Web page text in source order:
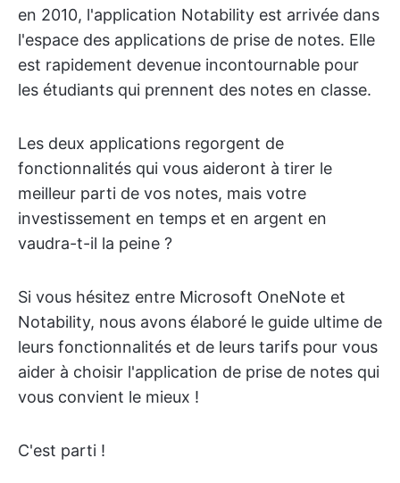
en 2010, l'application Notability est arrivée dans
l'espace des applications de prise de notes. Elle
est rapidement devenue incontournable pour
les étudiants qui prennent des notes en classe.
Les deux applications regorgent de
fonctionnalités qui vous aideront à tirer le
meilleur parti de vos notes, mais votre
investissement en temps et en argent en
vaudra-t-il la peine ?
Si vous hésitez entre Microsoft OneNote et
Notability, nous avons élaboré le guide ultime de
leurs fonctionnalités et de leurs tarifs pour vous
aider à choisir l'application de prise de notes qui
vous convient le mieux !
C'est parti !